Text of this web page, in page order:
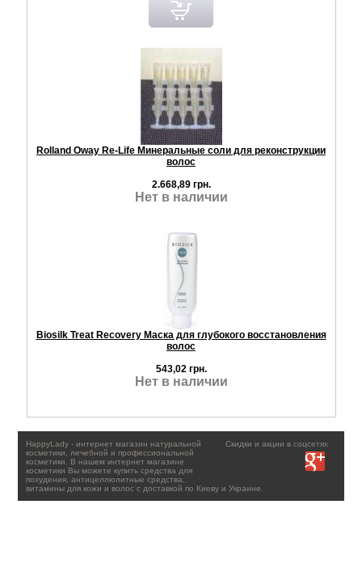
Rolland Oway Re-Life Минеральные соли для реконструкции
волос
2.668,89 грн.
Нет в наличии
Biosilk Treat Recovery Маска для глубокого восстановления
волос
543,02 грн.
Нет в наличии
Скидки и акции в соцсетях
HappyLady - интернет магазин натуральной
косметики, лечебной и профессиональной
косметики. В нашем интернет магазине
косметики Вы можете купить средства для
похудения, антицеллюлитные средства,
витамины для кожи и волос с доставкой по Киеву и Украине.